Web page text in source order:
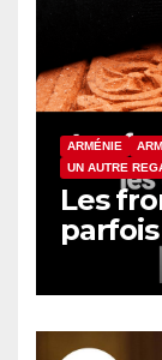
ARMÉNIE
UN AUTRE
Les